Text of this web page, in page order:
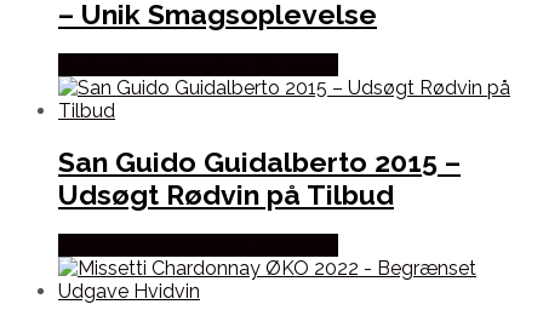
– Unik Smagsoplevelse
San Guido Guidalberto 2015 –
Udsøgt Rødvin på Tilbud